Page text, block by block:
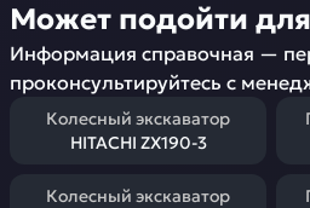
Может подойти
Информация справочная —
проконсультируйтесь с
Колесный экскаватор
HITACHI ZX190-3
Колесный экскаватор